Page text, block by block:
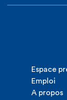
Espace
Emploi
A propos